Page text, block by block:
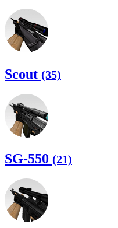
Scout (35)
SG-550 (21)